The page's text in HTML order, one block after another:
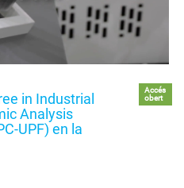
in Industrial
Analysis
UPF) en la
Accés
obert